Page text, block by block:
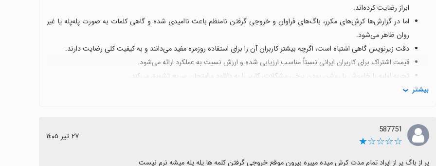
ابراز رضایت کرده‌اند.
اما در گزارش‌ها کرش‌های مکرر، باگ‌های فراوان و خروجی گرفتن نامنظم باعث ناامیدی شده و گاهی کلمات به صورت پله‌پله یا غیر
روان ظاهر می‌شود.
دقت زیرنویس گاهی اشتباه است، اگرچه بیشتر کاربران آن را برای استفاده روزمره مفید می‌دانند و به کیفیت کلی رضایت دارند.
قیمت اشتراک برای کاربران ایرانی نسبتاً مناسب ارزیابی شده و ارزش نسبت به عملکرد ارائه می‌شود.
تجربه اولیه با خاموش یا روشن بودن برخی مشکلات، کاربر را به دانلود و امتحان سریع تشویق می‌کند.
با بهبود پایداری و دقت زیرنویس، Captiono می‌تواند به گزینه‌ای قدرتمندتر تبدیل شود و تیم توسعه خوبی برای رفع این نقاط دارد. بیشتر
587751
☆☆☆☆★ ٢٧ تیر ١٤٠٥
پر از باگ پر از ایراد تمام مدت کرش میده میپره بیرون موقع خروجی گرفتن کلمه ها پله پله میشه نرم نیست